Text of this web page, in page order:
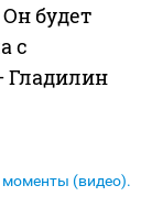
будет
с
Гладилин
моменты (видео).